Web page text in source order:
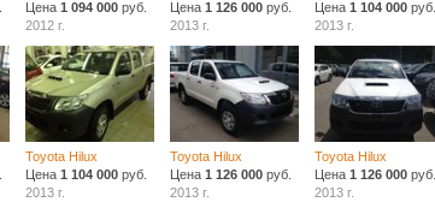
Цена1 094 000 руб.
2012 г.
Цена 1 126 000руб.
2013 г.
Цена 1 104 000руб.
2013 г.
Toyota Hilux
Цена1 104 000 руб.
2013 г.
Toyota Hilux
Цена 1 126 000руб.
2013 г.
Toyota Hilux
Цена 1 126 000руб.
2013 г.